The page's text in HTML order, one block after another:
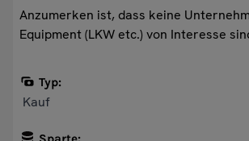
Anzumerken ist, dass keine
Equipment (LKW etc.) von Interesse
Typ:
Kauf